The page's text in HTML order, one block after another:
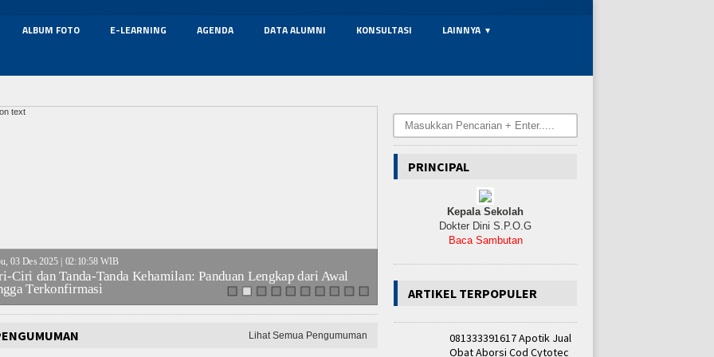
ALBUM FOTO E-LEARNING AGENDA DATA ALUMNI KONSULTASI
LAINNYA
text Caption text
03 Des 2025 | 02:10:58 WIB
Ciri dan Tanda-Tanda Kehamilan: Panduan Lengkap dari Awal
Terkonfirmasi
Selasa, 30 Sep 2025 | 02:39:32 WIB
Lihat Semua Pengumuman
PRINCIPAL
Kepala Sekolah
Dokter Dini S.P.O.G
Baca Sambutan
ARTIKEL TERPOPULER
081333391617 Apotik Jual
Obat Aborsi Cod Cytotec